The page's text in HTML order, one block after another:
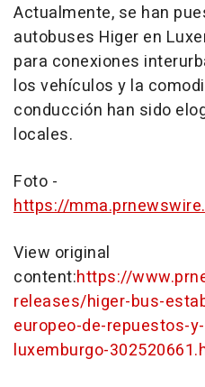
Actualmente, se han
autobuses Higer en
para conexiones
los vehículos y la
conducción han sido
locales.
Foto -
https://
View original
content:https://
releases/higer-bus-
europeo-de-repuestos-
luxemburgo-